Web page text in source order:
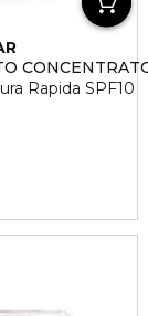
Rapida SPF10